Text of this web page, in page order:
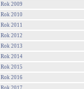
Rok 2009
Rok 2010
Rok 2011
Rok 2012
Rok 2013
Rok 2014
Rok 2015
Rok 2016
Rok 2017